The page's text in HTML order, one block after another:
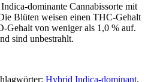
dominante Cannabissorte mit
Blüten weisen einen THC-Gehalt
Gehalt von weniger als 1,0 % auf.
sind unbestrahlt.
Hybrid Indica-dominant,